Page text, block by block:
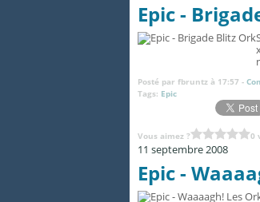
Epic -
Posté par fbruntz à 17:57 -
Tags: Epic
Vous aimez ? 0
11 septembre 2008
Epic -